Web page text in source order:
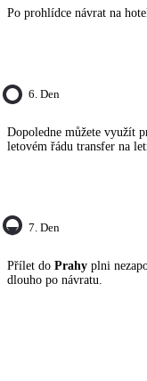
Po prohlídce návrat na
6. Den
Dopoledne můžete využít
letovém řádu transfer na
7. Den
Přílet do Prahy plni
dlouho po návratu.